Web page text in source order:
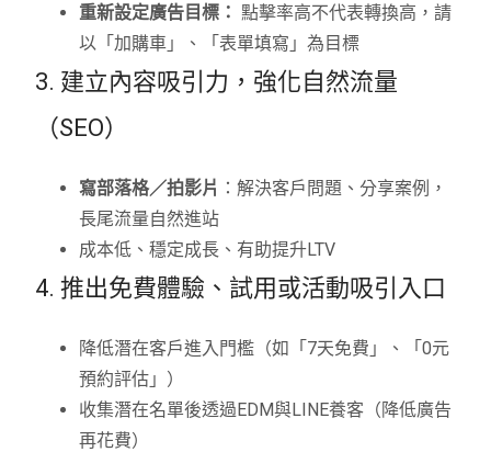
重新設定廣告目標： 點擊率高不代表轉換高，請
以「加購車」、「表單填寫」為目標
3. 建立內容吸引力，強化自然流量
（SEO）
寫部落格／拍影片 ：解決客戶問題、分享案例，
長尾流量自然進站
成本低、穩定成長、有助提升LTV
4. 推出免費體驗、試用或活動吸引入口
降低潛在客戶進入門檻（如「7天免費」、「0元
預約評估」）
收集潛在名單後透過EDM與LINE養客（降低廣告
再花費）